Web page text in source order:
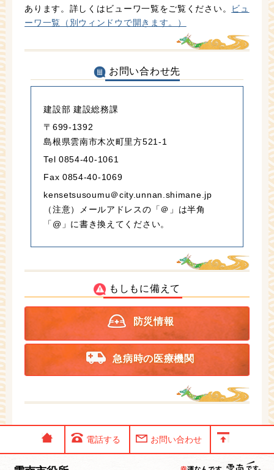
あります。詳しくはビューワ一覧をご覧ください。
ビュ
ーワ一覧（別ウィンドウで開きます。）
お問い合わせ先
建設部 建設総務課
〒699-1392
島根県雲南市木次町里方521-1
Tel 0854-40-1061
Fax 0854-40-1069
kensetsusoumu＠city.unnan.shimane.jp
（注意）メールアドレスの「＠」は半角
「@」に書き換えてください。
もしもに備えて
防災情報
急病時の医療機関
電話する お問い合わせ